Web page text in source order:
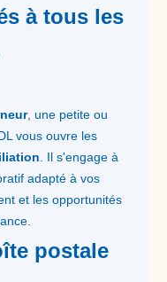
à tous les
, une petite ou
vous ouvre les
. Il s'engage à
adapté à vos
et les opportunités
postale